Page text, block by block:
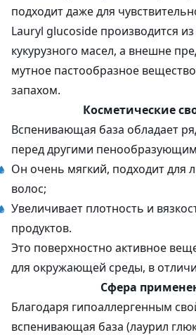
подходит даже для
Lauryl glucoside производится
кукурузного масел, а внешне
мутное пастообразное
запахом.
Косметические
Вспенивающая база обладает
перед другими
Он очень мягкий, подходит для
волос;
Увеличивает плотность и
продуктов.
Это поверхностно активное
для окружающей среды, в
Сфера
Благодаря гипоаллергенным
вспенивающая база (лаурил